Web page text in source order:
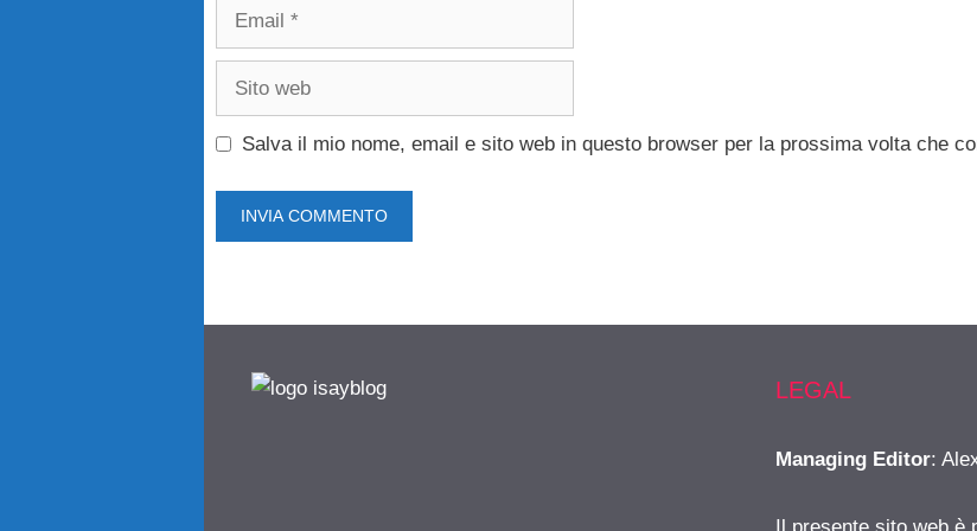
Email
Sito
Salva il mio nome, email e sito web in questo browser per la prossima volta che
LEGAL
Managing Editor:
Il presente sito web è